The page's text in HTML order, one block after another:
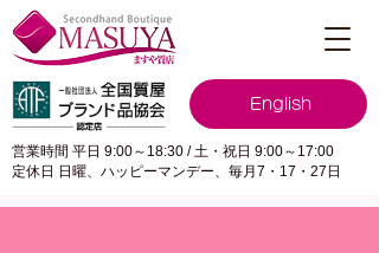
English
営業時間 平日 9:00～18:30 / 土・祝日 9:00～17:00
定休日 日曜、ハッピーマンデー、毎月7・17・27日